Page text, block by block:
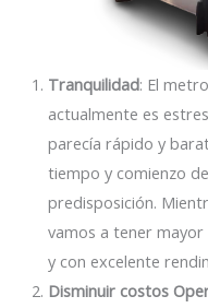
Tranquilidad: El
actualmente es
parecía rápido y
tiempo y comienzo
predisposición.
vamos a tener
y con excelente
Disminuir costos